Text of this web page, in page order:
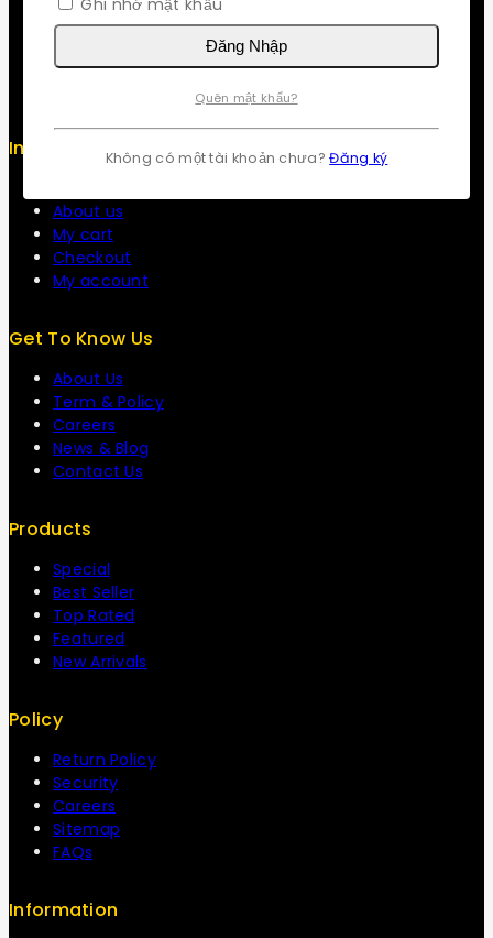
Security
Sitemap
Info
About us
My cart
Checkout
My account
Get To Know Us
About Us
Term & Policy
Careers
News & Blog
Contact Us
Products
Special
Best Seller
Top Rated
Featured
New Arrivals
Policy
Return Policy
Security
Careers
Sitemap
FAQs
Information
Đăng Nhập
Quên mật khẩu?
Không có một tài khoản chưa?Đăng ký